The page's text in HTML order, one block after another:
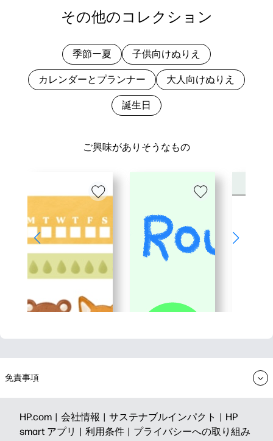
ご興味がありそうなもの
その他のコレクション
季節ー夏 子供向けぬりえ
カレンダーとプランナー 大人向けぬりえ
誕生日
免責事項
HP.com | 会社情報 | サステナブルインパクト | HP
smart アプリ | 利用条件 | プライバシーへの取り組み